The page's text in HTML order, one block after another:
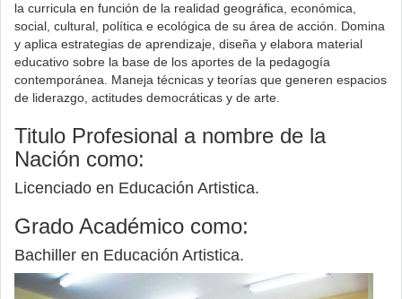
la curricula en función de la realidad geográfica, económica,
social, cultural, política e ecológica de su área de acción. Domina
y aplica estrategias de aprendizaje, diseña y elabora material
educativo sobre la base de los aportes de la pedagogía
contemporánea. Maneja técnicas y teorías que generen espacios
de liderazgo, actitudes democráticas y de arte.
Titulo Profesional a nombre de la
Nación como:
Licenciado en Educación Artistica.
Grado Académico como:
Bachiller en Educación Artistica.